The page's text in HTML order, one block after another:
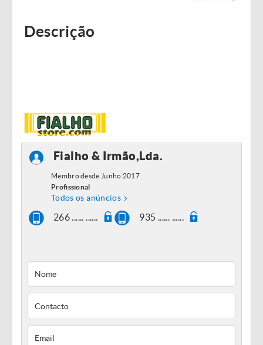
Descrição
Fialho & Irmão,Lda.
Membro desde Junho 2017
Profissional
Todos os anúncios
266 ...... ...... 935 ...... ......